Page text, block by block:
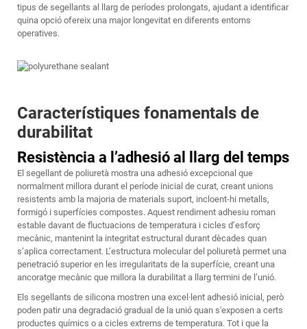
tipus de segellants al llarg de períodes prolongats, ajudant a identificar
quina opció ofereix una major longevitat en diferents entorns
operatives.
Característiques fonamentals de
durabilitat
Resistència a l’adhesió al llarg del temps
El segellant de poliuretà mostra una adhesió excepcional que
normalment millora durant el període inicial de curat, creant unions
resistents amb la majoria de materials suport, incloent-hi metalls,
formigó i superfícies compostes. Aquest rendiment adhesiu roman
estable davant de fluctuacions de temperatura i cicles d’esforç
mecànic, mantenint la integritat estructural durant dècades quan
s’aplica correctament. L’estructura molecular del poliuretà permet una
penetració superior en les irregularitats de la superfície, creant una
ancoratge mecànic que millora la durabilitat a llarg termini de l’unió.
Els segellants de silicona mostren una excel·lent adhesió inicial, però
poden patir una degradació gradual de la unió quan s'exposen a certs
productes químics o a cicles extrems de temperatura. Tot i que la